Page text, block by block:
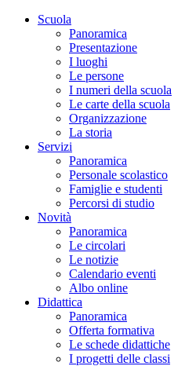
Scuola
Panoramica
Presentazione
I luoghi
Le persone
I numeri della scuola
Le carte della scuola
Organizzazione
La storia
Servizi
Panoramica
Personale scolastico
Famiglie e studenti
Percorsi di studio
Novità
Panoramica
Le circolari
Le notizie
Calendario eventi
Albo online
Didattica
Panoramica
Offerta formativa
Le schede didattiche
I progetti delle classi